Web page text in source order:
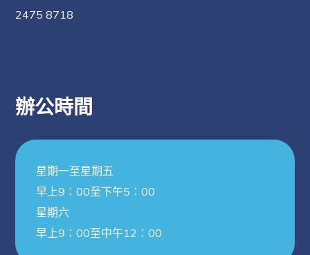
2475 8718
辦公時間
星期一至星期五
早上9：00至下午5：00
星期六
早上9：00至中午12：00